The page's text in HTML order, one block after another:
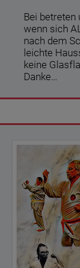
Bei
wenn sich
nach dem
leichte
keine
Danke…